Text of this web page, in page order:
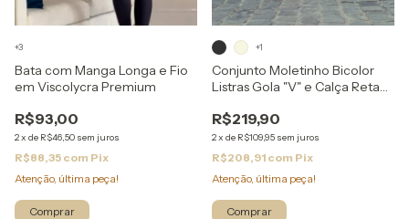
Bata com Manga Longa e Fio
em Viscolycra Premium
R$93,00
2x de R$46,50 sem juros
R$88,35 com Pix
Atenção, última peça!
+3
Comprar
Conjunto Moletinho Bicolor
Listras Gola "V" e Calça Reta
R$219,90
2x de R$109,95 sem juros
R$208,91 com Pix
Atenção, última peça!
+1
Comprar